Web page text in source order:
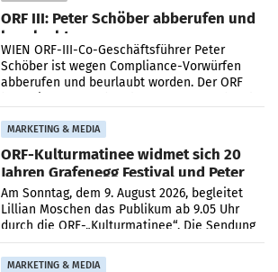
ORF III: Peter Schöber abberufen und
beurlaubt
WIEN ORF-III-Co-Geschäftsführer Peter
Schöber ist wegen Compliance-Vorwürfen
abberufen und beurlaubt worden. Der ORF
MARKETING & MEDIA
ORF-Kulturmatinee widmet sich 20
Jahren Grafenegg Festival und Peter
Simonischek
Am Sonntag, dem 9. August 2026, begleitet
Lillian Moschen das Publikum ab 9.05 Uhr
durch die ORF-„Kulturmatinee“. Die Sendung
startet mit der Dokumentation „20 Jahre
Grafenegg
MARKETING & MEDIA